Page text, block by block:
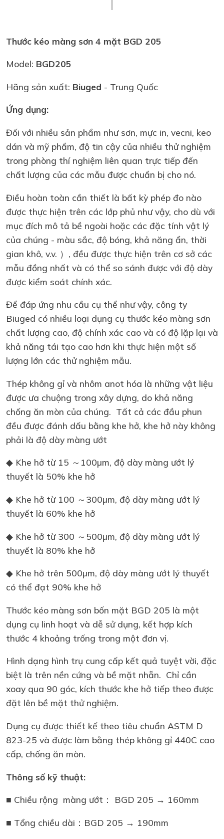
Thước kéo màng sơn 4 mặt BGD 205
Model: BGD205
Hãng sản xuất: Biuged - Trung Quốc
Ứng dụng:
Đối với nhiều sản phẩm như sơn, mực in, vecni, keo
dán và mỹ phẩm, độ tin cậy của nhiều thử nghiệm
trong phòng thí nghiệm liên quan trực tiếp đến
chất lượng của các mẫu được chuẩn bị cho nó.
Điều hoàn toàn cần thiết là bất kỳ phép đo nào
được thực hiện trên các lớp phủ như vậy, cho dù với
mục đích mô tả bề ngoài hoặc các đặc tính vật lý
của chúng - màu sắc, độ bóng, khả năng ẩn, thời
gian khô, v.v. ）, đều được thực hiện trên cơ sở các
mẫu đồng nhất và có thể so sánh được với độ dày
được kiểm soát chính xác.
Để đáp ứng nhu cầu cụ thể như vậy, công ty
Biuged có nhiều loại dụng cụ thước kéo màng sơn
chất lượng cao, độ chính xác cao và có độ lặp lại và
khả năng tái tạo cao hơn khi thực hiện một số
lượng lớn các thử nghiệm mẫu.
Thép không gỉ và nhôm anot hóa là những vật liệu
được ưa chuộng trong xây dựng, do khả năng
chống ăn mòn của chúng. Tất cả các đầu phun
đều được đánh dấu bằng khe hở, khe hở này không
phải là độ dày màng ướt
◆ Khe hở từ 15 ～100µm, độ dày màng ướt lý
thuyết là 50% khe hở
◆ Khe hở từ 100 ～300µm, độ dày màng ướt lý
thuyết là 60% khe hở
◆ Khe hở từ 300 ～500µm, độ dày màng ướt lý
thuyết là 80% khe hở
◆ Khe hở trên 500µm, độ dày màng ướt lý thuyết
có thể đạt 90% khe hở
Thước kéo màng sơn bốn mặt BGD 205 là một
dụng cụ linh hoạt và dễ sử dụng, kết hợp kích
thước 4 khoảng trống trong một đơn vị.
Hình dạng hình trụ cung cấp kết quả tuyệt vời, đặc
biệt là trên nền cứng và bề mặt nhẵn. Chỉ cần
xoay qua 90 góc, kích thước khe hở tiếp theo được
đặt lên bề mặt thử nghiệm.
Dụng cụ được thiết kế theo tiêu chuẩn ASTM D
823-25 ​​và được làm bằng thép không gỉ 440C cao
cấp, chống ăn mòn.
Thông số kỹ thuật:
■ Chiều rộng màng ướt： BGD 205 → 160mm
■ Tổng chiều dài：BGD 205 → 190mm